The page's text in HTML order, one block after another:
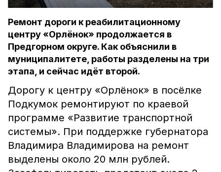
Ремонт дороги к реабилитационному
центру «Орлёнок» продолжается в
Предгорном округе. Как объяснили в
муниципалитете, работы разделены на три
этапа, и сейчас идёт второй.
Дорогу к центру «Орлёнок» в посёлке
Подкумок ремонтируют по краевой
программе «Развитие транспортной
системы». При поддержке губернатора
Владимира Владимирова на ремонт
выделены около 20 млн рублей.